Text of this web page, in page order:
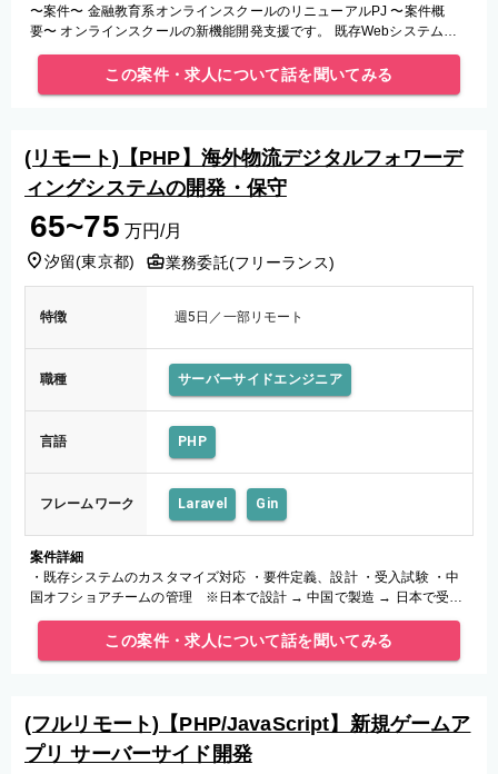
〜案件〜 金融教育系オンラインスクールのリニューアルPJ 〜案件概
要〜 オンラインスクールの新機能開発支援です。 既存Webシステムの
リファクタリングおよび改修をメインに担当頂く想定です。 〜開発環境
この案件・求人について話を聞いてみる
(リモート)【PHP】海外物流デジタルフォワーデ
ィングシステムの開発・保守
65~75 万円/月
汐留(東京都) 業務委託(フリーランス)
特徴 週5日／一部リモート
職種 サーバーサイドエンジニア
言語 PHP
フレームワーク Laravel Gin
案件詳細
・既存システムのカスタマイズ対応 ・要件定義、設計 ・受入試験 ・中
国オフショアチームの管理 ※日本で設計 → 中国で製造 → 日本で受入
試験 ・長期での保守・追加開発対応 ・言語：PHP ・FW：L
この案件・求人について話を聞いてみる
(フルリモート)【PHP/JavaScript】新規ゲームア
プリ サーバーサイド開発